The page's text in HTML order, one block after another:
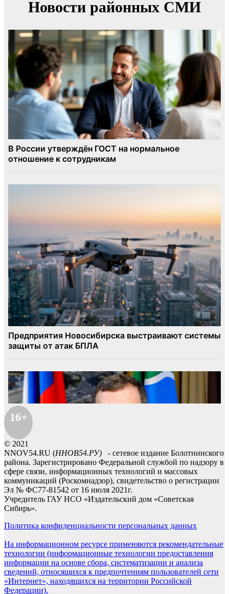
16+
© 2021
NNOV54.RU (ННОВ54.РУ) - сетевое издание Болотнинского
района. Зарегистрировано Федеральной службой по надзору в
сфере связи, информационных технологий и массовых
коммуникаций (Роскомнадзор), свидетельство о регистрации
Эл № ФС77-81542 от 16 июля 2021г.
Учредитель ГАУ НСО «Издательский дом «Советская
Сибирь».
Политика конфиденциальности персональных данных
На информационном ресурсе применяются рекомендательные
технологии (информационные технологии предоставления
информации на основе сбора, систематизации и анализа
сведений, относящихся к предпочтениям пользователей сети
«Интернет», находящихся на территории Российской
Федерации).